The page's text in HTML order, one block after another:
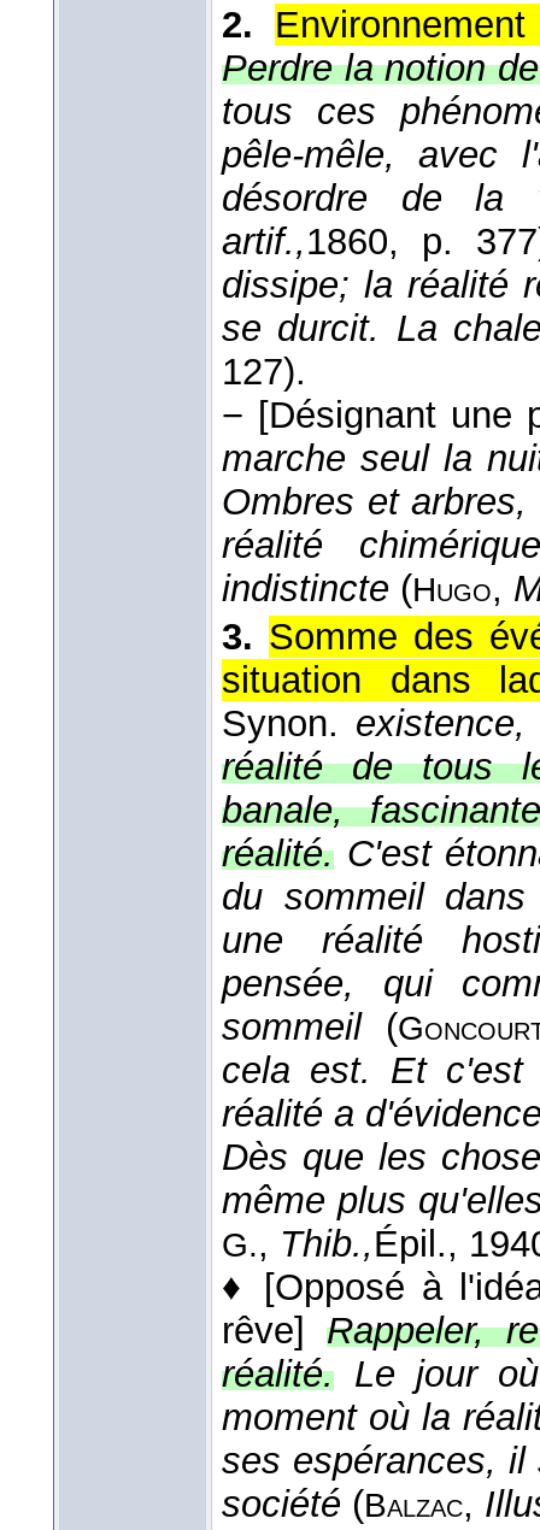
2.
Perdre la notion
tous ces
pêle-mêle, avec
désordre de la
artif.,1860, p.
dissipe; la réalité
se durcit. La
127).
− [Désignant une
marche seul la
Ombres et
réalité
indistincte (Hugo,
3. Somme des
situation dans
Synon.
réalité de tous
banale,
réalité. C'est
du sommeil
une réalité
pensée, qui
sommeil(
cela est. Et c'est
réalité a
Dès que les
même plus
G., Thib.,Épil.,
♦
[Opposé à
rêve]
Rappeler,
réalité. Le jour
moment où la
ses espérances,
société (Balzac,